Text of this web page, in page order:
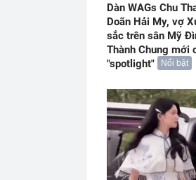
Dàn WAGs Chu
Doãn Hải My, vợ
sắc trên sân Mỹ
Thành Chung mới
"spotlight"
Nổi bật